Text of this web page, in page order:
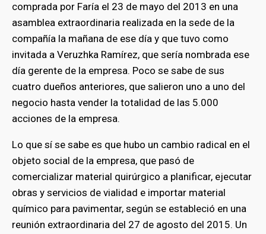
comprada por Faría el 23 de mayo del 2013 en una
asamblea extraordinaria realizada en la sede de la
compañía la mañana de ese día y que tuvo como
invitada a Veruzhka Ramírez, que sería nombrada ese
día gerente de la empresa. Poco se sabe de sus
cuatro dueños anteriores, que salieron uno a uno del
negocio hasta vender la totalidad de las 5.000
acciones de la empresa.
Lo que sí se sabe es que hubo un cambio radical en el
objeto social de la empresa, que pasó de
comercializar material quirúrgico a planificar, ejecutar
obras y servicios de vialidad e importar material
químico para pavimentar, según se estableció en una
reunión extraordinaria del 27 de agosto del 2015. Un